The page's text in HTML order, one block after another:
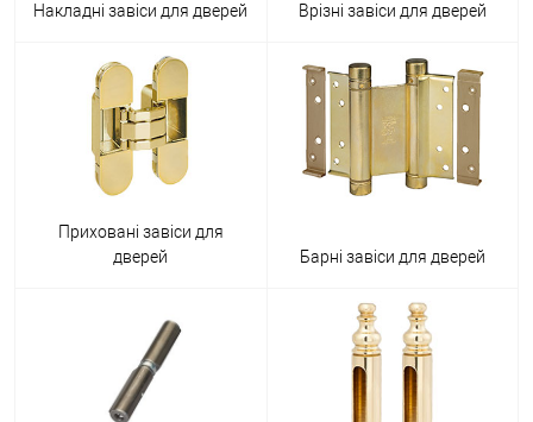
Накладні завіси для дверей Врізні завіси для дверей
Приховані завіси для
дверей
Барні завіси для дверей